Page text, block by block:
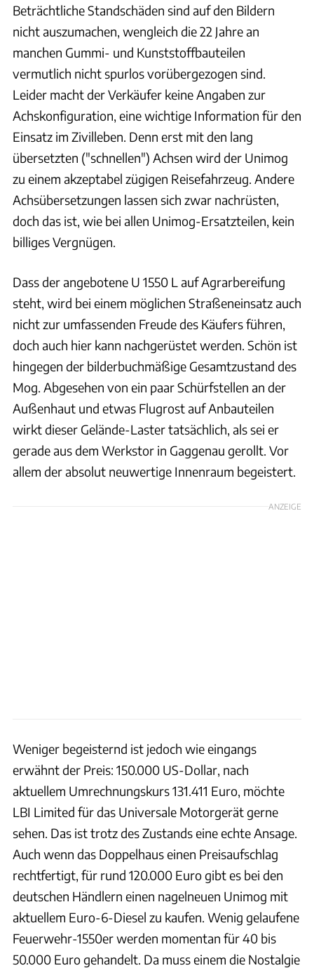
Beträchtliche Standschäden sind auf den Bildern
nicht auszumachen, wengleich die 22 Jahre an
manchen Gummi- und Kunststoffbauteilen
vermutlich nicht spurlos vorübergezogen sind.
Leider macht der Verkäufer keine Angaben zur
Achskonfiguration, eine wichtige Information für den
Einsatz im Zivilleben. Denn erst mit den lang
übersetzten ("schnellen") Achsen wird der Unimog
zu einem akzeptabel zügigen Reisefahrzeug. Andere
Achsübersetzungen lassen sich zwar nachrüsten,
doch das ist, wie bei allen Unimog-Ersatzteilen, kein
billiges Vergnügen.
Dass der angebotene U 1550 L auf Agrarbereifung
steht, wird bei einem möglichen Straßeneinsatz auch
nicht zur umfassenden Freude des Käufers führen,
doch auch hier kann nachgerüstet werden. Schön ist
hingegen der bilderbuchmäßige Gesamtzustand des
Mog. Abgesehen von ein paar Schürfstellen an der
Außenhaut und etwas Flugrost auf Anbauteilen
wirkt dieser Gelände-Laster tatsächlich, als sei er
gerade aus dem Werkstor in Gaggenau gerollt. Vor
allem der absolut neuwertige Innenraum begeistert.
ANZEIGE
Weniger begeisternd ist jedoch wie eingangs
erwähnt der Preis: 150.000 US-Dollar, nach
aktuellem Umrechnungskurs 131.411 Euro, möchte
LBI Limited für das Universale Motorgerät gerne
sehen. Das ist trotz des Zustands eine echte Ansage.
Auch wenn das Doppelhaus einen Preisaufschlag
rechtfertigt, für rund 120.000 Euro gibt es bei den
deutschen Händlern einen nagelneuen Unimog mit
aktuellem Euro-6-Diesel zu kaufen. Wenig gelaufene
Feuerwehr-1550er werden momentan für 40 bis
50.000 Euro gehandelt. Da muss einem die Nostalgie